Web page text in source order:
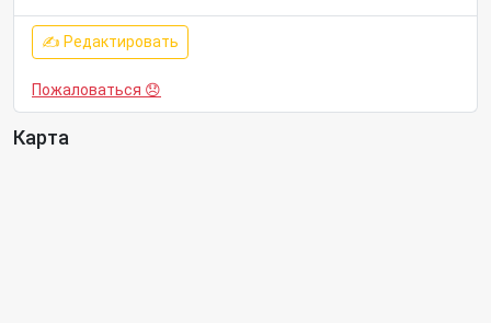
✍ Редактировать
Пожаловаться 😞
Карта